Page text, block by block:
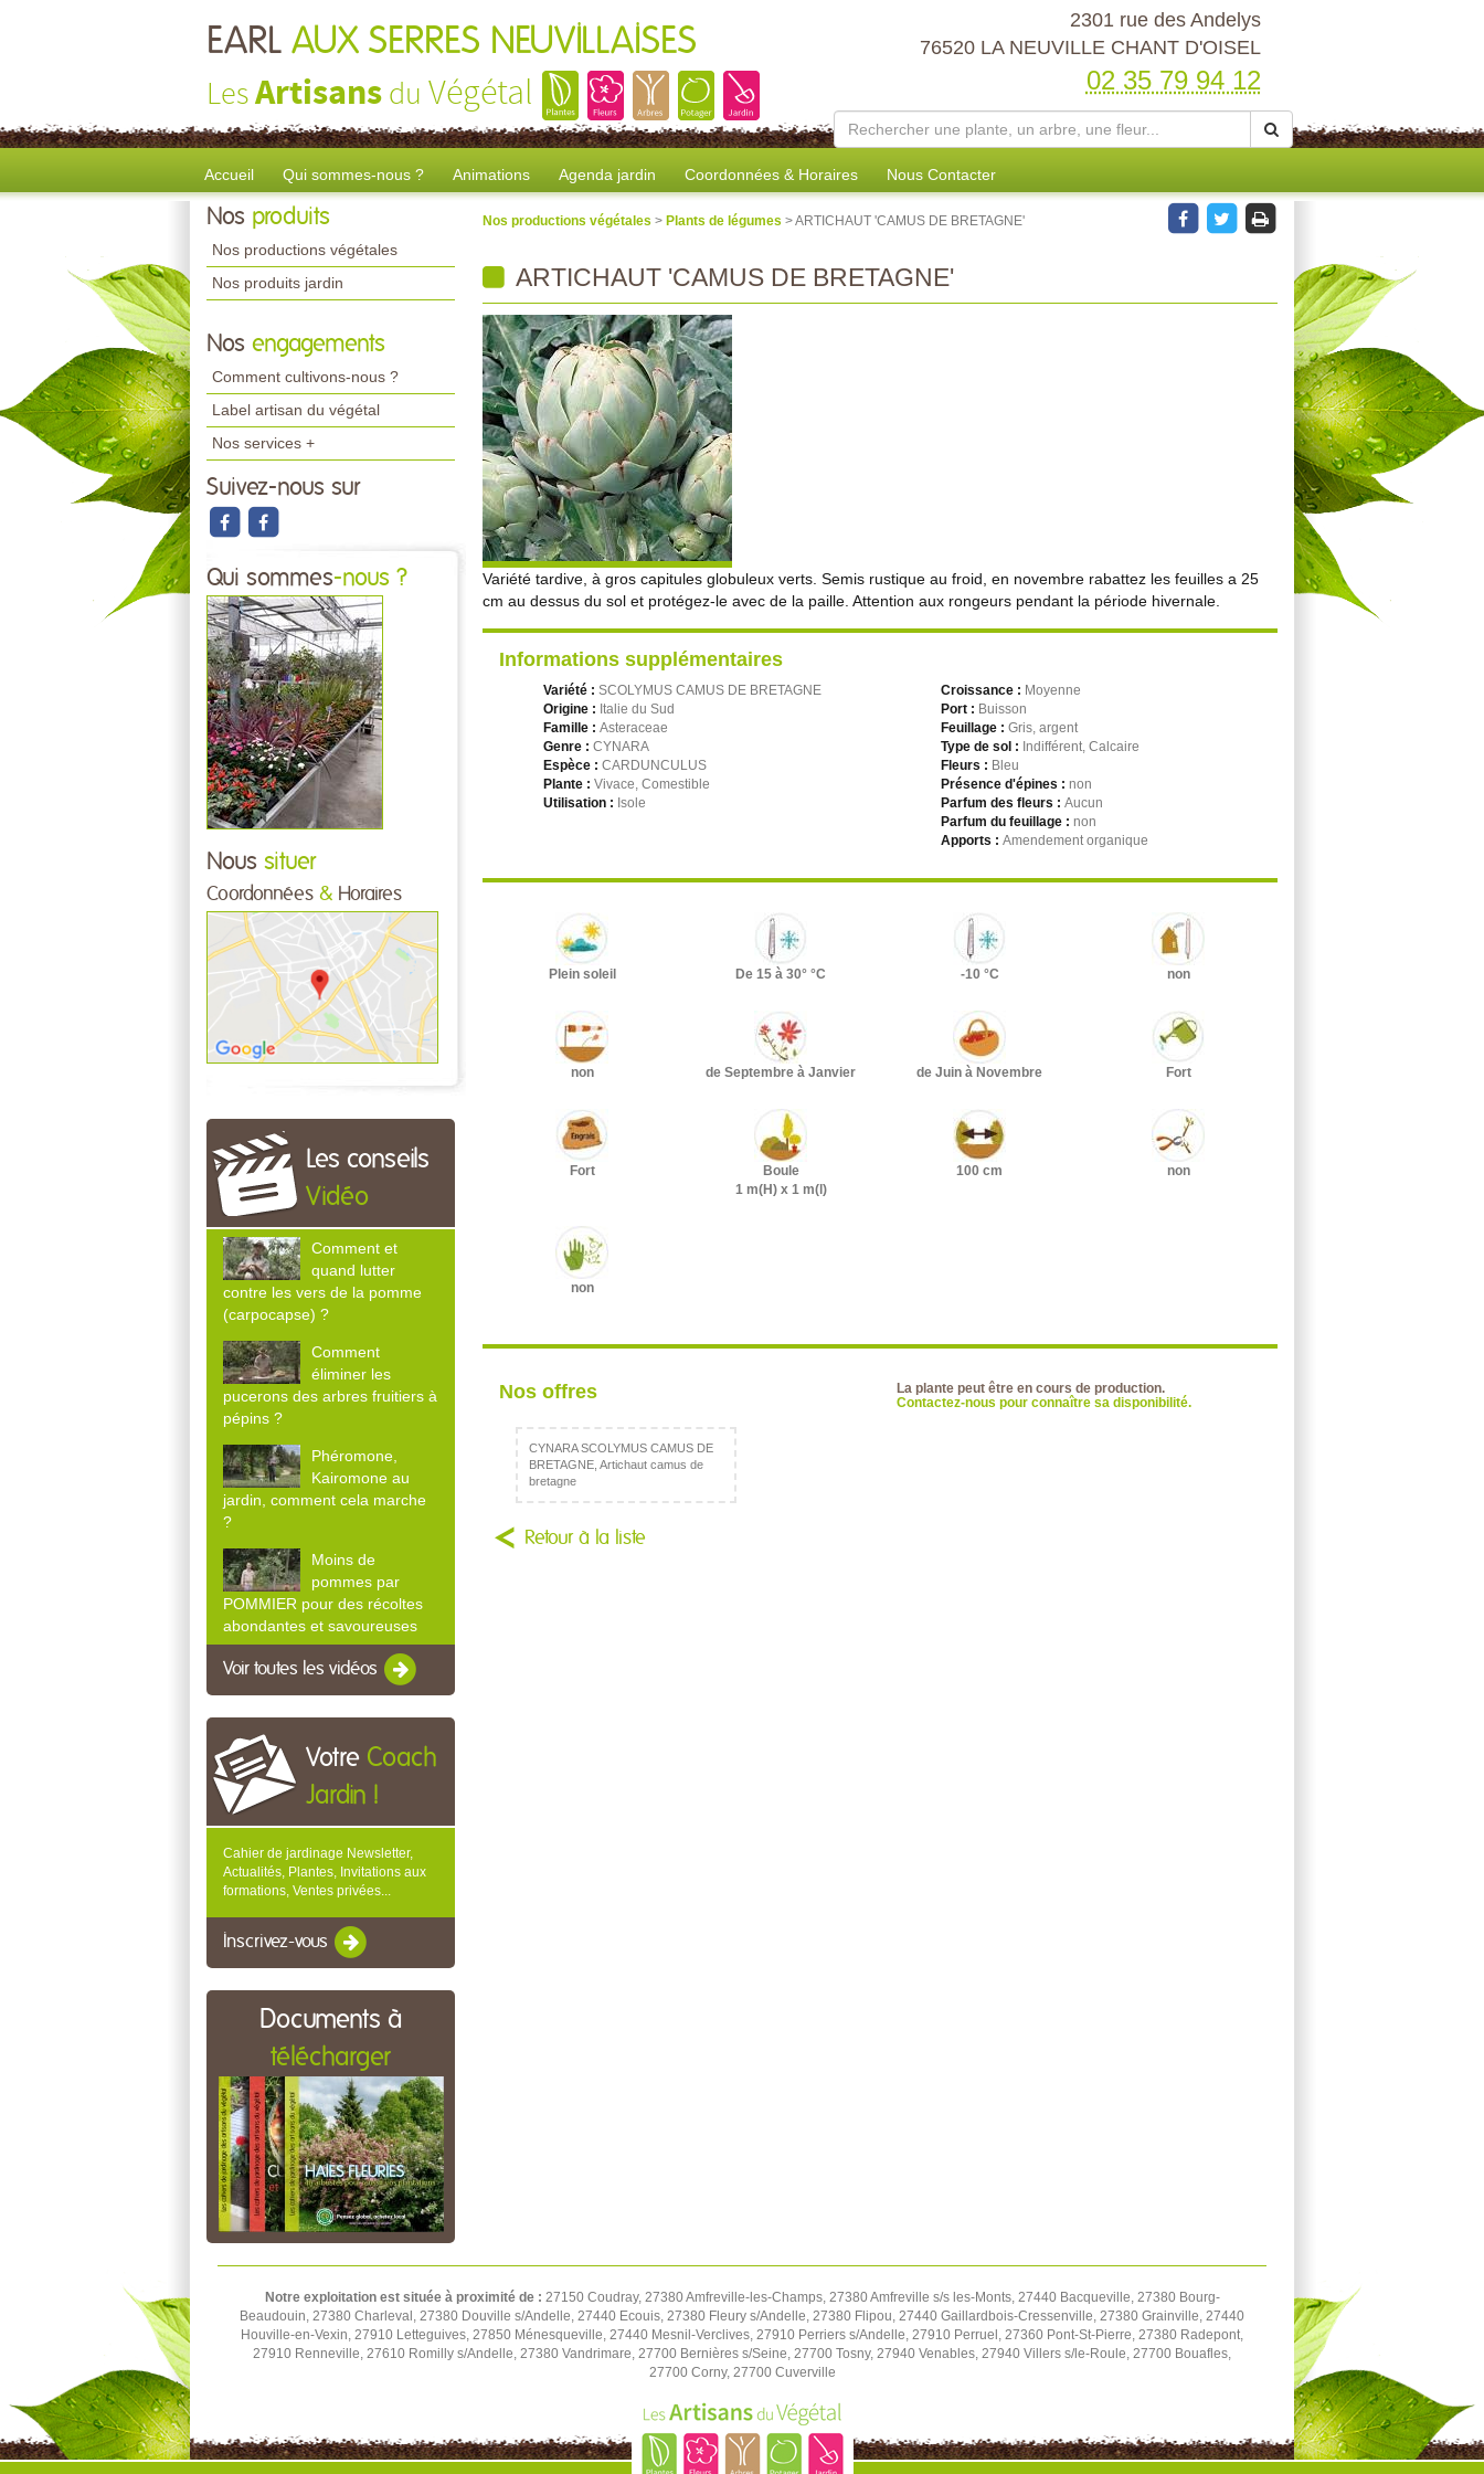
EARL AUX SERRES NEUVILLAISES
LesArtisans du Végétal
2301 rue des Andelys
76520 LA NEUVILLE CHANT D'OISEL
02 35 79 94 12
Accueil Qui sommes-nous ? Animations Agenda jardin Coordonnées & Horaires Nous Contacter
Nos produits
Nos productions végétales
Nos produits jardin
Nos engagements
Comment cultivons-nous ?
Label artisan du végétal
Nos services +
Suivez-nous sur
Qui sommes-nous ?
Nous situer
Coordonnées & Horaires
Les conseils
Vidéo
Comment et
quand lutter
contre les vers de la pomme
(carpocapse) ?
Comment
éliminer les
pucerons des arbres fruitiers à
pépins ?
Phéromone,
Kairomone au
jardin, comment cela marche
?
Moins de
pommes par
POMMIER pour des récoltes
abondantes et savoureuses
Voir toutes les vidéos
Votre Coach
Jardin !
Cahier de jardinage Newsletter,
Actualités, Plantes, Invitations aux
formations, Ventes privées...
Inscrivez-vous
Documents à
télécharger
Nos productions végétales > Plants de légumes > ARTICHAUT 'CAMUS DE BRETAGNE'
ARTICHAUT 'CAMUS DE BRETAGNE'
Variété tardive, à gros capitules globuleux verts. Semis rustique au froid, en novembre rabattez les feuilles a 25
cm au dessus du sol et protégez-le avec de la paille. Attention aux rongeurs pendant la période hivernale.
Informations supplémentaires
Variété : SCOLYMUS CAMUS DE BRETAGNE
Origine : Italie du Sud
Famille : Asteraceae
Genre : CYNARA
Espèce : CARDUNCULUS
Plante : Vivace, Comestible
Utilisation : Isole
Croissance : Moyenne
Port : Buisson
Feuillage : Gris, argent
Type de sol : Indifférent, Calcaire
Fleurs : Bleu
Présence d'épines : non
Parfum des fleurs : Aucun
Parfum du feuillage : non
Apports : Amendement organique
Plein soleil De 15 à 30° °C -10 °C non
non de Septembre à Janvier de Juin à Novembre Fort
Fort
Boule
1 m(H) x 1 m(l)
100 cm non
non
Nos offres
La plante peut être en cours de production.
Contactez-nous pour connaître sa disponibilité.
CYNARA SCOLYMUS CAMUS DE
BRETAGNE, Artichaut camus de
bretagne
Retour à la liste
Notre exploitation est située à proximité de : 27150 Coudray, 27380 Amfreville-les-Champs, 27380 Amfreville s/s les-Monts, 27440 Bacqueville, 27380 Bourg-
Beaudouin, 27380 Charleval, 27380 Douville s/Andelle, 27440 Ecouis, 27380 Fleury s/Andelle, 27380 Flipou, 27440 Gaillardbois-Cressenville, 27380 Grainville, 27440
Houville-en-Vexin, 27910 Letteguives, 27850 Ménesqueville, 27440 Mesnil-Verclives, 27910 Perriers s/Andelle, 27910 Perruel, 27360 Pont-St-Pierre, 27380 Radepont,
27910 Renneville, 27610 Romilly s/Andelle, 27380 Vandrimare, 27700 Bernières s/Seine, 27700 Tosny, 27940 Venables, 27940 Villers s/le-Roule, 27700 Bouafles,
27700 Corny, 27700 Cuverville